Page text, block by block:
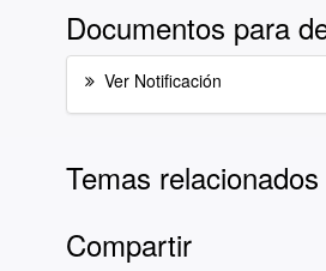
Documentos para
Ver Notificación
Temas relacionados
Compartir